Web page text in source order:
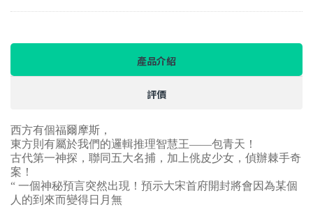
產品介紹
評價
西方有個福爾摩斯，
東方則有屬於我們的邏輯推理智慧王——包青天！
古代第一神探，聯同五大名捕，加上佻皮少女，偵辦棘手奇
案！
“ 一個神秘預言突然出現！預示大宋首府開封將會因為某個
人的到來而變得日月無